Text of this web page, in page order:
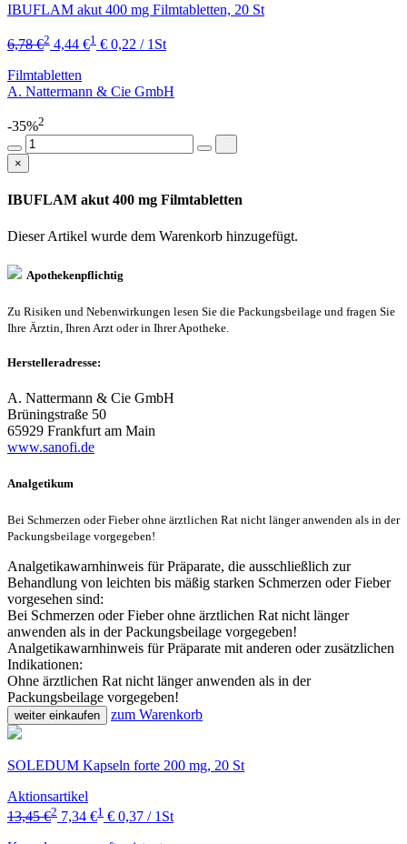
IBUFLAM akut 400 mg Filmtabletten, 20 St
6,78 €2 4,44 €1 € 0,22 / 1St
Filmtabletten
A. Nattermann & Cie GmbH
-35%2
×
IBUFLAM akut 400 mg Filmtabletten
Dieser Artikel wurde dem Warenkorb hinzugefügt.
Apothekenpflichtig
Zu Risiken und Nebenwirkungen lesen Sie die Packungsbeilage und fragen Sie
Ihre Ärztin, Ihren Arzt oder in Ihrer Apotheke.
Herstelleradresse:
A. Nattermann & Cie GmbH
Brüningstraße 50
65929 Frankfurt am Main
www.sanofi.de
Analgetikum
Bei Schmerzen oder Fieber ohne ärztlichen Rat nicht länger anwenden als in der
Packungsbeilage vorgegeben!
Analgetikawarnhinweis für Präparate, die ausschließlich zur
Behandlung von leichten bis mäßig starken Schmerzen oder Fieber
vorgesehen sind:
Bei Schmerzen oder Fieber ohne ärztlichen Rat nicht länger
anwenden als in der Packungsbeilage vorgegeben!
Analgetikawarnhinweis für Präparate mit anderen oder zusätzlichen
Indikationen:
Ohne ärztlichen Rat nicht länger anwenden als in der
Packungsbeilage vorgegeben!
weiter einkaufen zum Warenkorb
SOLEDUM Kapseln forte 200 mg, 20 St
Aktionsartikel
13,45 €2 7,34 €1 € 0,37 / 1St